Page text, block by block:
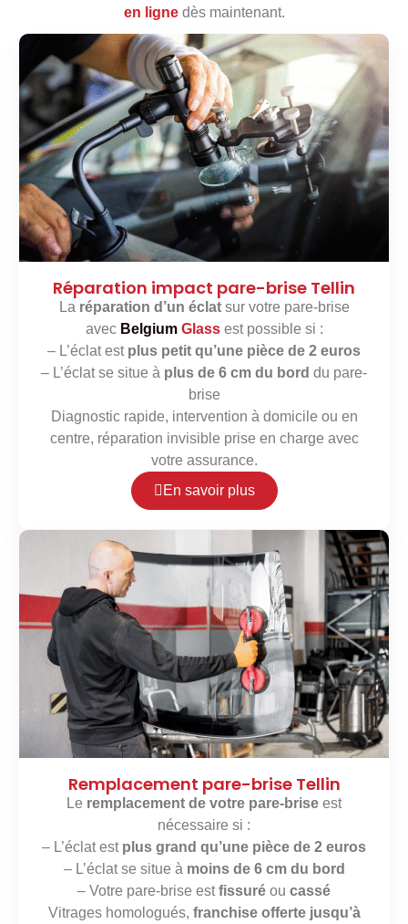
en lignedès maintenant.
Réparation impact pare-brise Tellin
La réparation d’un éclatsur votre pare-brise
avec Belgium Glass est possible si :
– L’éclat est plus petit qu’une pièce de 2 euros
– L’éclat se situe à plus de 6 cm du bord du pare-
brise
Diagnostic rapide, intervention à domicile ou en
centre, réparation invisible prise en charge avec
votre assurance.
En savoir plus
Remplacement pare-brise Tellin
Le remplacement de votre pare-brise est
nécessaire si :
– L’éclat est plus grand qu’une pièce de 2 euros
– L’éclat se situe à moins de 6 cm du bord
– Votre pare-brise estfissuré ou cassé
Vitrages homologués, franchise offerte jusqu’à